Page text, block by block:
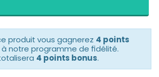
produit vous gagnerez 4 points
notre programme de fidélité.
4 points bonus.